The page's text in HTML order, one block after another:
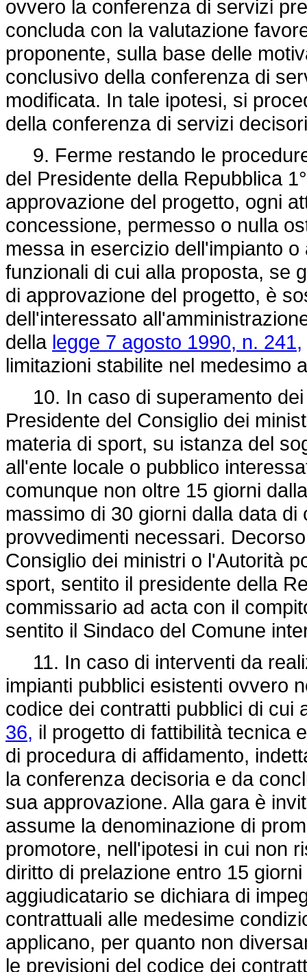
ovvero la conferenza di servizi
concluda con la valutazione
proponente, sulla base delle
conclusivo della conferenza di
modificata. In tale ipotesi, si
della conferenza di servizi
9. Ferme restando le
del Presidente della Repubblica
approvazione del progetto, ogni
concessione, permesso o nulla
messa in esercizio dell'impianto
funzionali di cui alla proposta, se
di approvazione del progetto, è
dell'interessato
della legge 7 agosto 1990, n. 241,
limitazioni stabilite nel medesimo
10. In caso di superamento dei
Presidente del Consiglio dei
materia di sport, su istanza del
all'ente locale o pubblico
comunque non oltre 15 giorni
massimo di 30 giorni dalla data
provvedimenti necessari.
Consiglio dei ministri o l'Autorità
sport, sentito il presidente della
commissario ad acta con il
sentito il Sindaco del Comune
11. In caso di interventi da
impianti pubblici esistenti ovvero
codice dei contratti pubblici di cui
36, il progetto di fattibilità tecnica
di procedura di affidamento,
la conferenza decisoria e da
sua approvazione. Alla gara è
assume la denominazione di
promotore, nell'ipotesi in cui non
diritto di prelazione entro 15
aggiudicatario se dichiara di
contrattuali alle medesime
applicano, per quanto non
le previsioni del codice dei